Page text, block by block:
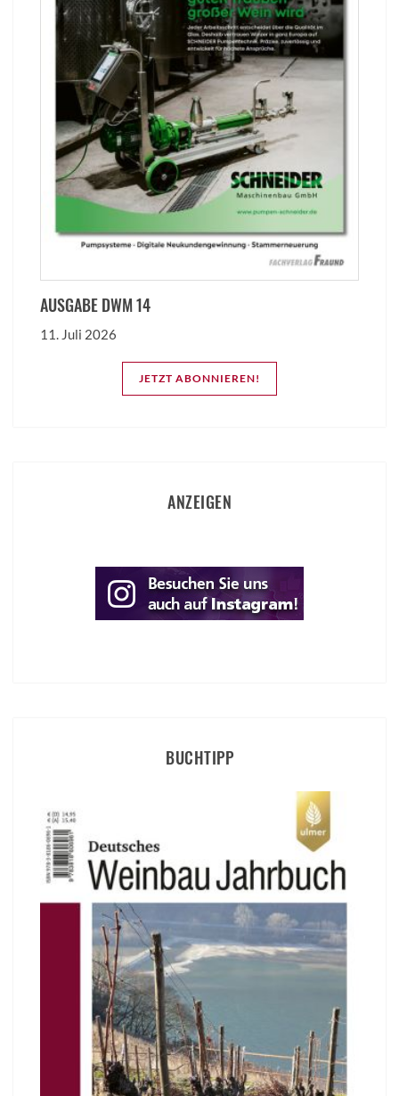
AUSGABE DWM 14
11. Juli 2026
JETZT ABONNIEREN!
ANZEIGEN
BUCHTIPP